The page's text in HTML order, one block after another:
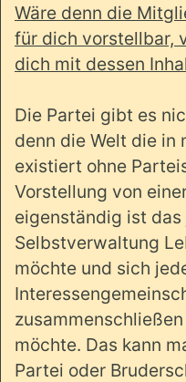
Wäre denn die
für dich vorstellbar,
dich mit dessen
Die Partei gibt es
denn die Welt die in
existiert ohne
Vorstellung von
eigenständig ist
Selbstverwaltung
möchte und sich
möchte. Das kann
Partei oder